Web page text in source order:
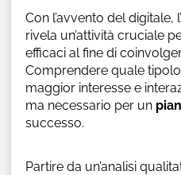
Con l’avvento del digitale, l’
rivela un’attività cruciale
efficaci al fine di
Comprendere quale
maggior interesse e
ma necessario per un
successo.
Partire da un’analisi